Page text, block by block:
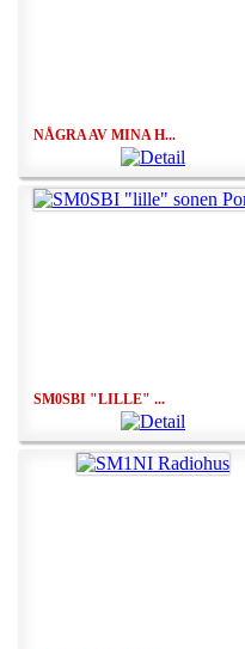
NÅGRA AV MINA H...
SM0SBI "LILLE" ...